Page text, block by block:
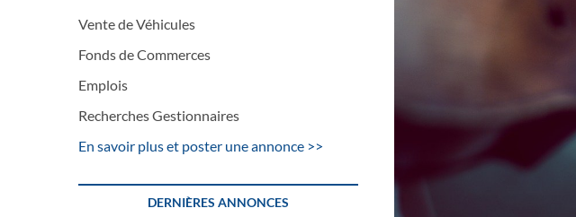
Vente de Véhicules
Fonds de Commerces
Emplois
Recherches Gestionnaires
En savoir plus et poster une annonce >>
DERNIÈRES ANNONCES